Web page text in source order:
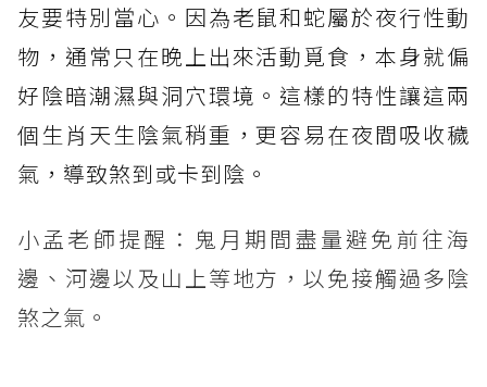
友要特別當心。因為老鼠和蛇屬於夜行性動
物，通常只在晚上出來活動覓食，本身就偏
好陰暗潮濕與洞穴環境。這樣的特性讓這兩
個生肖天生陰氣稍重，更容易在夜間吸收穢
氣，導致煞到或卡到陰。
小孟老師提醒：鬼月期間盡量避免前往海
邊、河邊以及山上等地方，以免接觸過多陰
煞之氣。